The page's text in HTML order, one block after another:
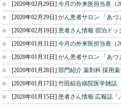
[2020年02月29日] 今月の外来医担当表（
[2020年02月29日] がん患者サロン 「あづ
[2020年02月19日] 患者さん情報 宿泊ドッ
[2020年01月31日] 今月の外来医担当表（
[2020年01月31日] がん患者サロン 「あづ
[2020年01月28日] 部門紹介 薬剤科 採用
[2020年01月17日] 竹田綜合病院医学雑誌
[2020年01月15日] 患者さん情報 広報誌「